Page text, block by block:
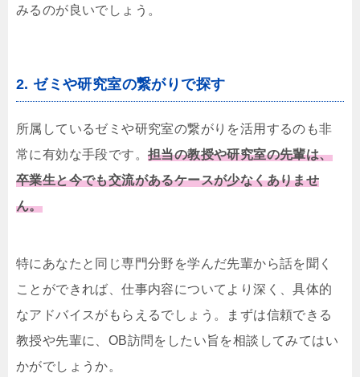
みるのが良いでしょう。
2. ゼミや研究室の繋がりで探す
所属しているゼミや研究室の繋がりを活用するのも非
常に有効な手段です。 担当の教授や研究室の先輩は、
卒業生と今でも交流があるケースが少なくありませ
ん。
特にあなたと同じ専門分野を学んだ先輩から話を聞く
ことができれば、仕事内容についてより深く、具体的
なアドバイスがもらえるでしょう。まずは信頼できる
教授や先輩に、OB訪問をしたい旨を相談してみてはい
かがでしょうか。